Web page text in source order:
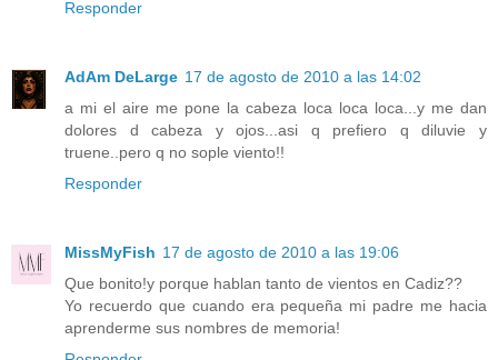
Responder
AdAm DeLarge 17 de agosto de 2010 a las 14:02
a mi el aire me pone la cabeza loca loca loca...y me dan
dolores d cabeza y ojos...asi q prefiero q diluvie y
truene..pero q no sople viento!!
Responder
MissMyFish 17 de agosto de 2010 a las 19:06
Que bonito!y porque hablan tanto de vientos en Cadiz??
Yo recuerdo que cuando era pequeña mi padre me hacia
aprenderme sus nombres de memoria!